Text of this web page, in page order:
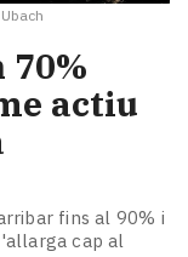
70%
actiu
fins al 90% i
cap al